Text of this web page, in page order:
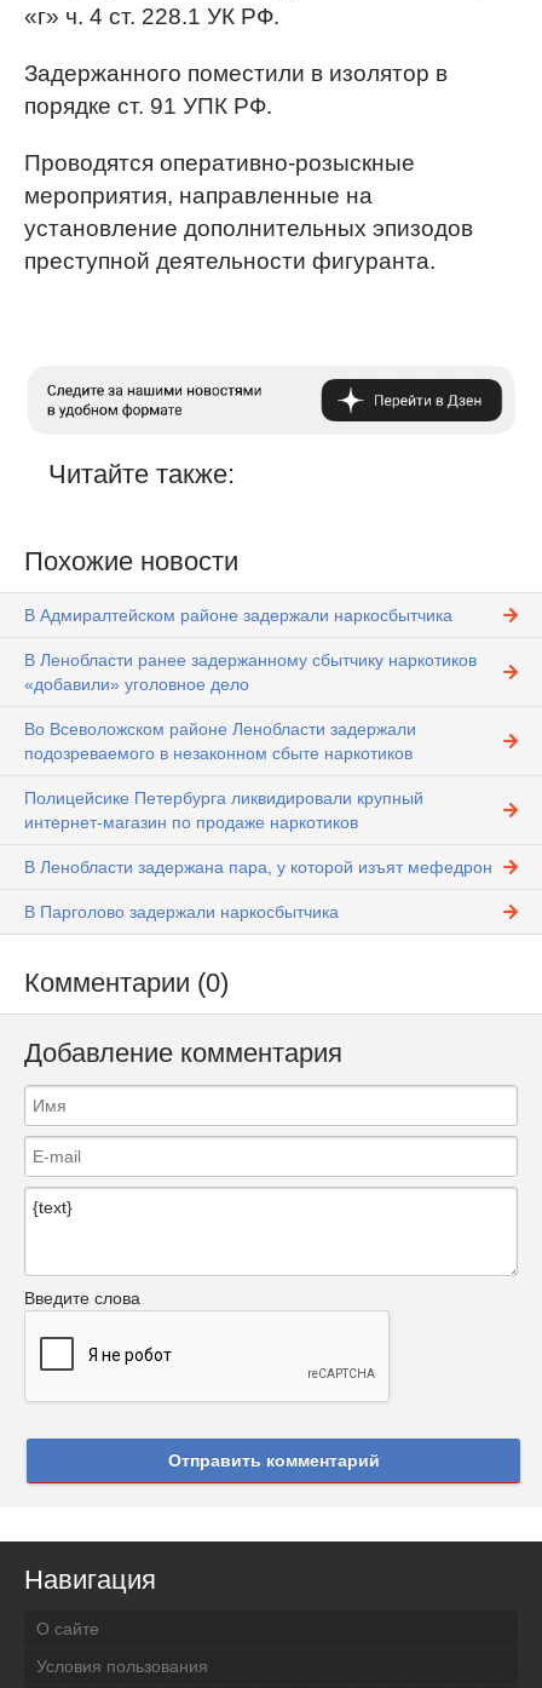
«г» ч. 4 ст. 228.1 УК РФ.
Задержанного поместили в изолятор в
порядке ст. 91 УПК РФ.
Проводятся оперативно-розыскные
мероприятия, направленные на
установление дополнительных эпизодов
преступной деятельности фигуранта.
Читайте также:
Похожие новости
В Адмиралтейском районе задержали наркосбытчика
В Ленобласти ранее задержанному сбытчику наркотиков
«добавили» уголовное дело
Во Всеволожском районе Ленобласти задержали
подозреваемого в незаконном сбыте наркотиков
Полицейсике Петербурга ликвидировали крупный
интернет-магазин по продаже наркотиков
В Ленобласти задержана пара, у которой изъят мефедрон
В Парголово задержали наркосбытчика
Комментарии (0)
Добавление комментария
Введите слова
Отправить комментарий
Навигация
О сайте
Условия пользования